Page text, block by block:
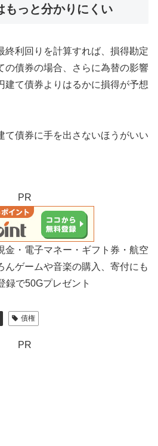
もっと分かりにくい
利回りを計算すれば、損得勘定
の債券の場合、さらに為替の影響
建て債券よりはるかに損得が予想
債券に手を出さないほうがいい
PR
金・電子マネー・ギフト券・航空
んゲームや音楽の購入、寄付にも
録で50Gプレゼント
債権
PR